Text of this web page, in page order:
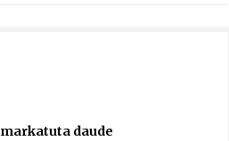
markatuta daude